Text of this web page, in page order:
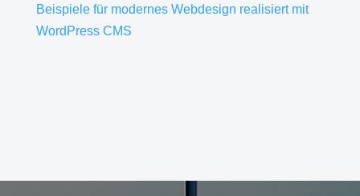
Beispiele für modernes Webdesign realisiert mit
WordPress CMS